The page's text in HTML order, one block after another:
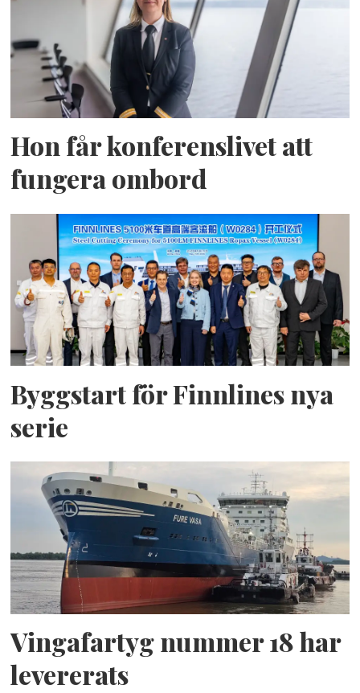
Hon får konferenslivet att
fungera ombord
Byggstart för Finnlines nya
serie
Vingafartyg nummer 18 har
levererats